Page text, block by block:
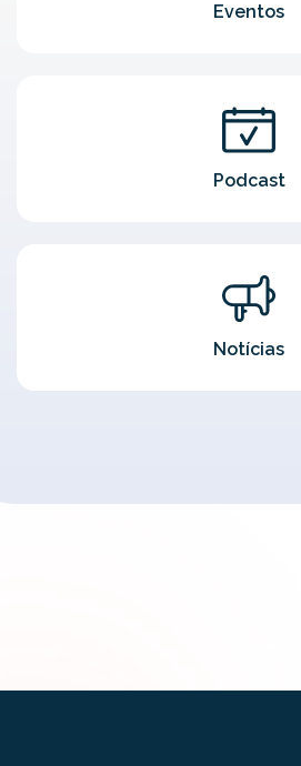
Eventos
Podcast
Notícias